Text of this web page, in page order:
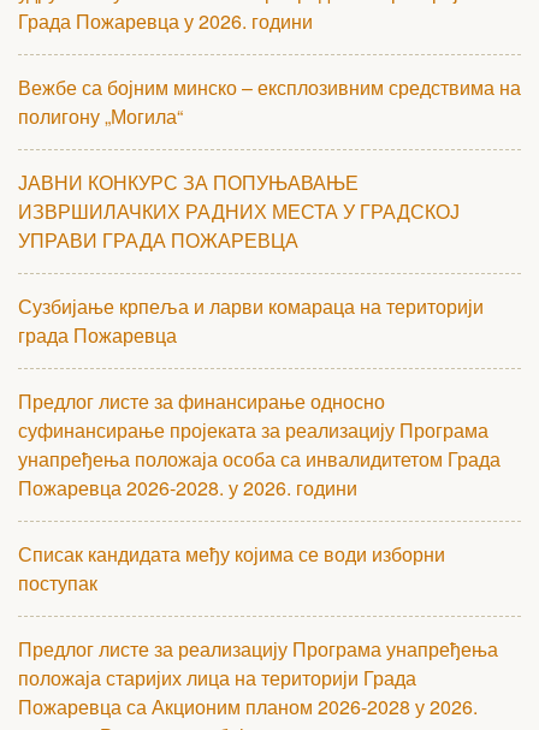
Града Пожаревца у 2026. години
Вежбе са бојним минско – експлозивним средствима на
полигону „Могила“
ЈАВНИ КОНКУРС ЗА ПОПУЊАВАЊЕ
ИЗВРШИЛАЧКИХ РАДНИХ МЕСТА У ГРАДСКОЈ
УПРАВИ ГРАДА ПОЖАРЕВЦА
Сузбијање крпеља и ларви комараца на територији
града Пожаревца
Предлог листе за финансирање односно
суфинансирање пројеката за реализацију Програма
унапређења положаја особа са инвалидитетом Града
Пожаревца 2026-2028. у 2026. години
Списак кандидата међу којима се води изборни
поступак
Предлог листе за реализацију Програма унапређења
положаја старијих лица на територији Града
Пожаревца са Акционим планом 2026-2028 у 2026.